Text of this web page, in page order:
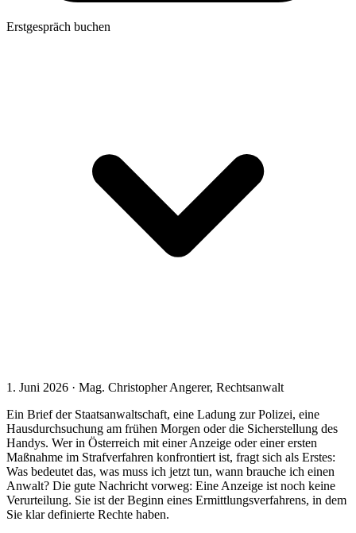
Erstgespräch buchen
1. Juni 2026 · Mag. Christopher Angerer, Rechtsanwalt
Ein Brief der Staatsanwaltschaft, eine Ladung zur Polizei, eine
Hausdurchsuchung am frühen Morgen oder die Sicherstellung des
Handys. Wer in Österreich mit einer Anzeige oder einer ersten
Maßnahme im Strafverfahren konfrontiert ist, fragt sich als Erstes:
Was bedeutet das, was muss ich jetzt tun, wann brauche ich einen
Anwalt? Die gute Nachricht vorweg: Eine Anzeige ist noch keine
Verurteilung. Sie ist der Beginn eines Ermittlungsverfahrens, in dem
Sie klar definierte Rechte haben.